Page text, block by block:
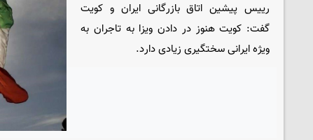
رییس پیشین اتاق بازرگانی ایران و کویت
گفت: کویت هنوز در دادن ویزا به تاجران به
ویژه ایرانی سختگیری زیادی دارد.